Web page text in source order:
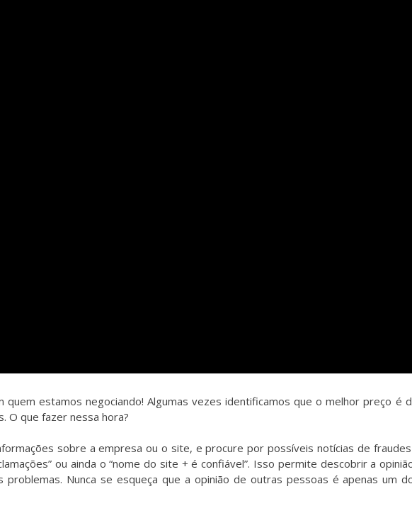
estamos negociando! Algumas vezes identificamos que o melhor preço é
O que fazer nessa hora?
sobre a empresa ou o site, e procure por possíveis notícias de
ou ainda o “nome do site + é confiável”. Isso permite descobrir a
Nunca se esqueça que a opinião de outras pessoas é apenas um